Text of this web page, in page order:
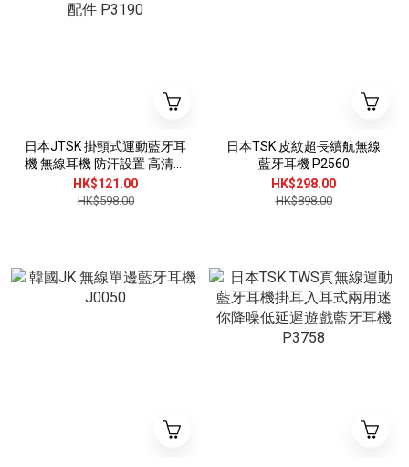
日本JTSK 掛頸式運動藍牙耳
機 無線耳機 防汗設置 高清通
話 運動必備 長效續航 時尚配
件 P3190
HK$121.00
HK$598.00
日本TSK 皮紋超長續航無線
藍牙耳機 P2560
HK$298.00
HK$898.00